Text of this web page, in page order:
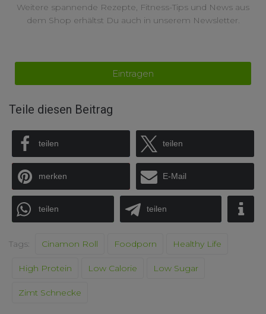
Weitere spannende Rezepte, Fitness-Tips und News aus
dem Shop erhältst Du auch in unserem Newsletter.
Eintragen
Teile diesen Beitrag
teilen teilen
merken E-Mail
teilen teilen
Tags: Cinamon Roll Foodporn Healthy Life
High Protein Low Calorie Low Sugar
Zimt Schnecke